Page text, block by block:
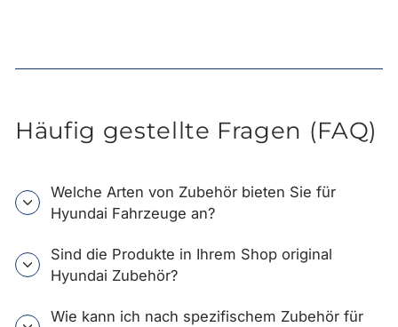
Häufig gestellte Fragen (FAQ)
Welche Arten von Zubehör bieten Sie für
Hyundai Fahrzeuge an?
Sind die Produkte in Ihrem Shop original
Hyundai Zubehör?
Wie kann ich nach spezifischem Zubehör für